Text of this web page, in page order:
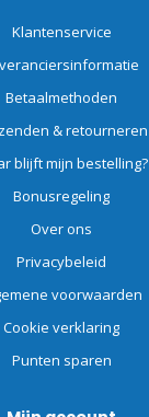
Klantenservice
Betaalmethoden
& retourneren
blijft mijn bestelling?
Bonusregeling
Over ons
Privacybeleid
voorwaarden
Cookie verklaring
Punten sparen